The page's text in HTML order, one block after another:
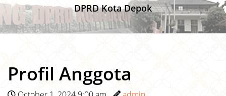
DPRD Kota Depok
Profil Anggota